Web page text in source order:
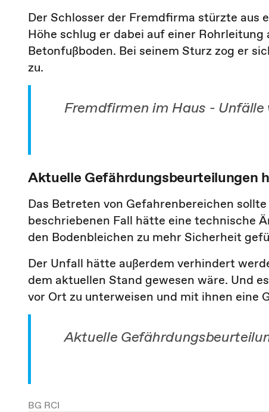
Der Schlosser der Fremdfirma stürzte aus
Höhe schlug er dabei auf einer
Betonfußboden. Bei seinem Sturz zog er
zu.
Fremdfirmen im Haus - Unfälle
Aktuelle Gefährdungsbeurteilungen
Das Betreten von Gefahrenbereichen
beschriebenen Fall hätte eine technische
den Bodenbleichen zu mehr Sicherheit
Der Unfall hätte außerdem verhindert
dem aktuellen Stand gewesen wäre. Und
vor Ort zu unterweisen und mit ihnen eine
Aktuelle
BG RCI